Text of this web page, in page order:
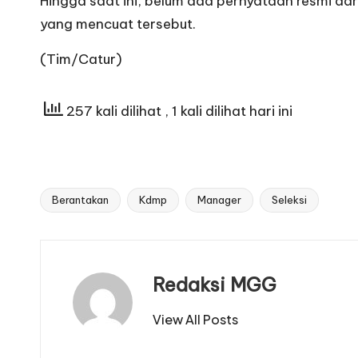
yang mencuat tersebut.
(Tim/Catur)
257 kali dilihat , 1 kali dilihat hari ini
Tags:
Berantakan Kdmp Manager Seleksi
Redaksi MGG
View All Posts